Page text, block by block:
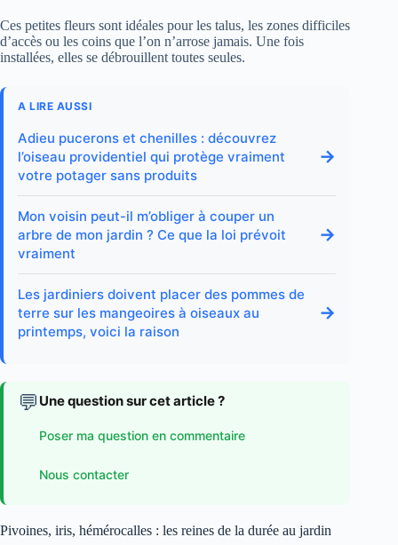
Ces petites fleurs sont idéales pour les talus, les zones difficiles
d’accès ou les coins que l’on n’arrose jamais. Une fois
installées, elles se débrouillent toutes seules.
A LIRE AUSSI
Adieu pucerons et chenilles : découvrez
l’oiseau providentiel qui protège vraiment
votre potager sans produits
→
Mon voisin peut-il m’obliger à couper un
arbre de mon jardin ? Ce que la loi prévoit
vraiment
→
Les jardiniers doivent placer des pommes de
terre sur les mangeoires à oiseaux au
printemps, voici la raison
→
💬 Une question sur cet article ?
Poser ma question en commentaire
Nous contacter
Pivoines, iris, hémérocalles : les reines de la durée au jardin